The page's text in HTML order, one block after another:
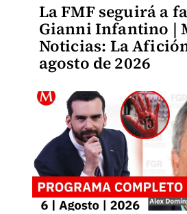
La FMF seguirá a
Gianni Infantino |
Noticias: La
agosto de 2026